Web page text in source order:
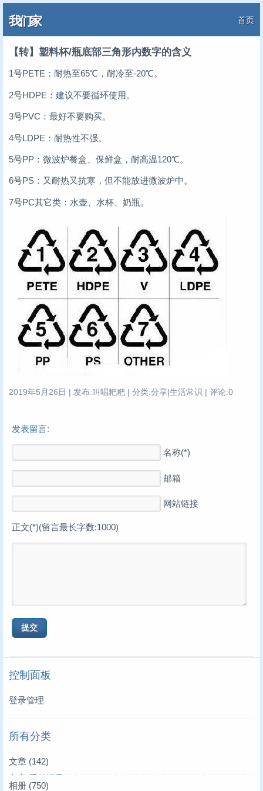
我们家 首页
【转】塑料杯/瓶底部三角形内数字的含义
1号PETE：耐热至65℃，耐冷至-20℃。
2号HDPE：建议不要循环使用。
3号PVC：最好不要购买。
4号LDPE：耐热性不强。
5号PP：微波炉餐盒、保鲜盒，耐高温120℃。
6号PS：又耐热又抗寒，但不能放进微波炉中。
7号PC其它类：水壶、水杯、奶瓶。
2019年5月26日 | 发布:叫唱粑粑 | 分类:分享|生活常识 | 评论:0
发表留言:
名称(*)
邮箱
网站链接
正文(*)(留言最长字数:1000)
控制面板
登录管理
所有分类
文章 (142)
文章|爱的记录(3)
相册 (750)